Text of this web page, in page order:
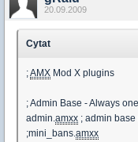
20.09.2009
Cytat
;AMX Mod X plugins
; Admin Base - Always
admin.amxx ; admin
;mini_bans.amxx